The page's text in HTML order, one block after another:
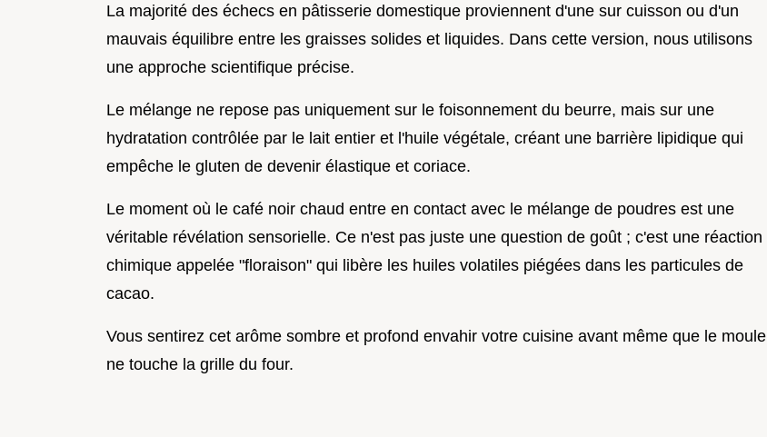
La majorité des échecs en pâtisserie domestique proviennent d'une sur cuisson ou d'un
mauvais équilibre entre les graisses solides et liquides. Dans cette version, nous utilisons
une approche scientifique précise.
Le mélange ne repose pas uniquement sur le foisonnement du beurre, mais sur une
hydratation contrôlée par le lait entier et l'huile végétale, créant une barrière lipidique qui
empêche le gluten de devenir élastique et coriace.
Le moment où le café noir chaud entre en contact avec le mélange de poudres est une
véritable révélation sensorielle. Ce n'est pas juste une question de goût ; c'est une réaction
chimique appelée "floraison" qui libère les huiles volatiles piégées dans les particules de
cacao.
Vous sentirez cet arôme sombre et profond envahir votre cuisine avant même que le moule
ne touche la grille du four.